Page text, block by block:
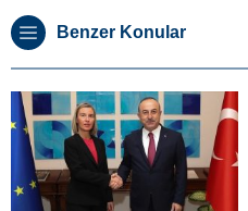
Benzer Konular